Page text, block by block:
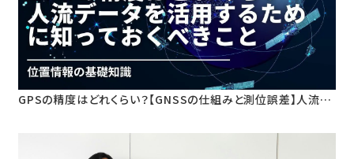
GPSの精度はどれくらい？【GNSSの仕組みと測位誤差】人流デ